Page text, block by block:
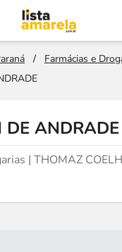
/
Farmácias e
ANDRADE
| THOMAZ